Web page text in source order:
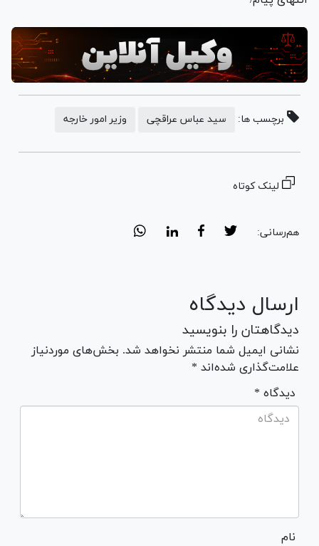
برچسب ها: سید عباس عراقچی وزیر امور خارجه
لینک کوتاه
هم‌رسانی:
ارسال دیدگاه
دیدگاهتان را بنویسید
نشانی ایمیل شما منتشر نخواهد شد. بخش‌های موردنیاز
علامت‌گذاری شده‌اند *
* دیدگاه
نام